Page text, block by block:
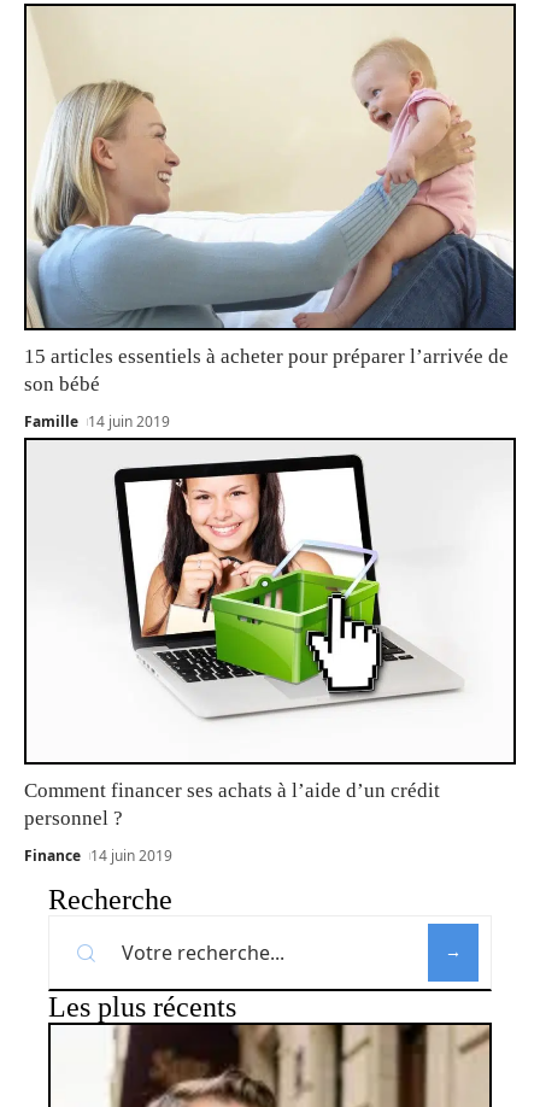
15 articles essentiels à acheter pour préparer l’arrivée de
son bébé
Famille 14 juin 2019
Comment financer ses achats à l’aide d’un crédit
personnel ?
Finance 14 juin 2019
Recherche
Les plus récents